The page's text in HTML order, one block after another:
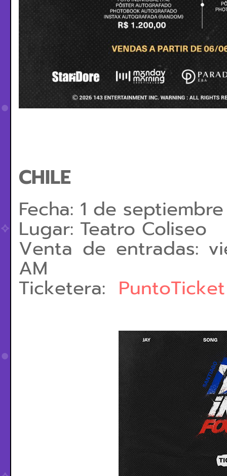
CHILE
Fecha: 1 de
Lugar: Teatro Coliseo
Venta de entradas:
AM
Ticketera: PuntoTicket